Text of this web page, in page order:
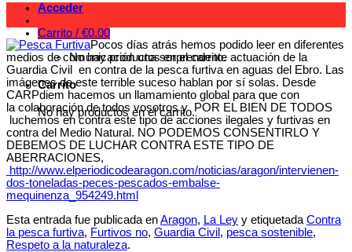
Acceder
Carrito / €0.00
No hay productos en el carrito.
Carrito
No hay productos en el carrito.
Pocos días atrás hemos podido leer en diferentes
medios de comunicación una sorprendente actuación de la
Guardia Civil en contra de la pesca furtiva en aguas del Ebro. Las
imágenes de este terrible suceso hablan por sí solas. Desde
CARPdiem hacemos un llamamiento global para que con
la colaboración de todos vosotros y POR EL BIEN DE TODOS
luchemos en contra este tipo de acciones ilegales y furtivas en
contra del Medio Natural. NO PODEMOS CONSENTIRLO Y
DEBEMOS DE LUCHAR CONTRA ESTE TIPO DE
ABERRACIONES,
http://www.elperiodicodearagon.com/noticias/aragon/intervienen-
dos-toneladas-peces-pescados-embalse-
mequinenza_954249.html
Esta entrada fue publicada enAragon, La Ley y etiquetada Contra
la pesca furtiva, Furtivos no, Guardia Civil , pesca sostenible,
Respeto a la naturaleza.